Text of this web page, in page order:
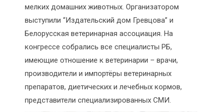
мелких домашних животных. Организатором
выступили “Издательский дом Гревцова” и
Белорусская ветеринарная ассоциация. На
конгрессе собрались все специалисты РБ,
имеющие отношение к ветеринарии – врачи,
производители и импортёры ветеринарных
препаратов, диетических и лечебных кормов,
представители специализированных СМИ.